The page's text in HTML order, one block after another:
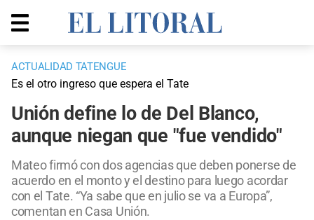
ACTUALIDAD TATENGUE
Es el otro ingreso que espera el Tate
Unión define lo de Del Blanco,
aunque niegan que "fue vendido"
Mateo firmó con dos agencias que deben ponerse de
acuerdo en el monto y el destino para luego acordar
con el Tate. “Ya sabe que en julio se va a Europa”,
comentan en Casa Unión.